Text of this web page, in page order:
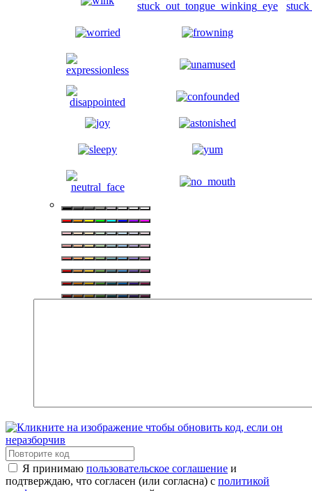
Я принимаю пользовательское соглашение и
подтверждаю, что согласен (или согласна) с политикой